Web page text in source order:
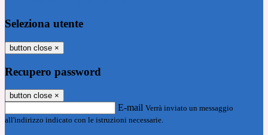
Seleziona utente
button close ×
Recupero password
button close ×
E-mail Verrà inviato un messaggio
all'indirizzo indicato con le istruzioni necessarie.